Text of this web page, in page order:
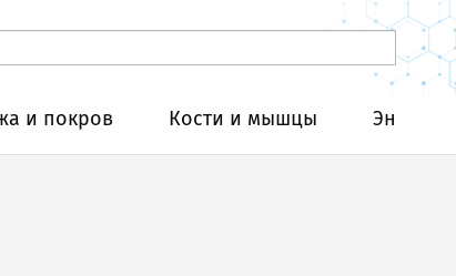
и покров Кости и мышцы